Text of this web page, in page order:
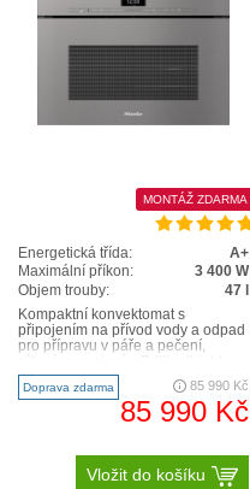
MONTÁŽ ZDARMA
Energetická třída:
A+
Maximální příkon:
3 400 W
Objem trouby:
47 l
Kompaktní konvektomat s
připojením na přívod vody a odpad
pro přípravu v páře a pečení,
Velký textový displej s..
Doprava zdarma 85 990 Kč
85 990 Kč
Vložit do košíku